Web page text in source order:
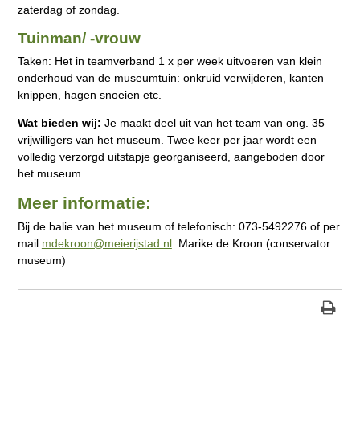
zaterdag of zondag.
Tuinman/ -vrouw
Taken: Het in teamverband 1 x per week uitvoeren van klein
onderhoud van de museumtuin: onkruid verwijderen, kanten
knippen, hagen snoeien etc.
Wat bieden wij: Je maakt deel uit van het team van ong. 35
vrijwilligers van het museum. Twee keer per jaar wordt een
volledig verzorgd uitstapje georganiseerd, aangeboden door
het museum.
Meer informatie:
Bij de balie van het museum of telefonisch: 073-5492276 of per
mail mdekroon@meierijstad.nlMarike de Kroon (conservator
museum)